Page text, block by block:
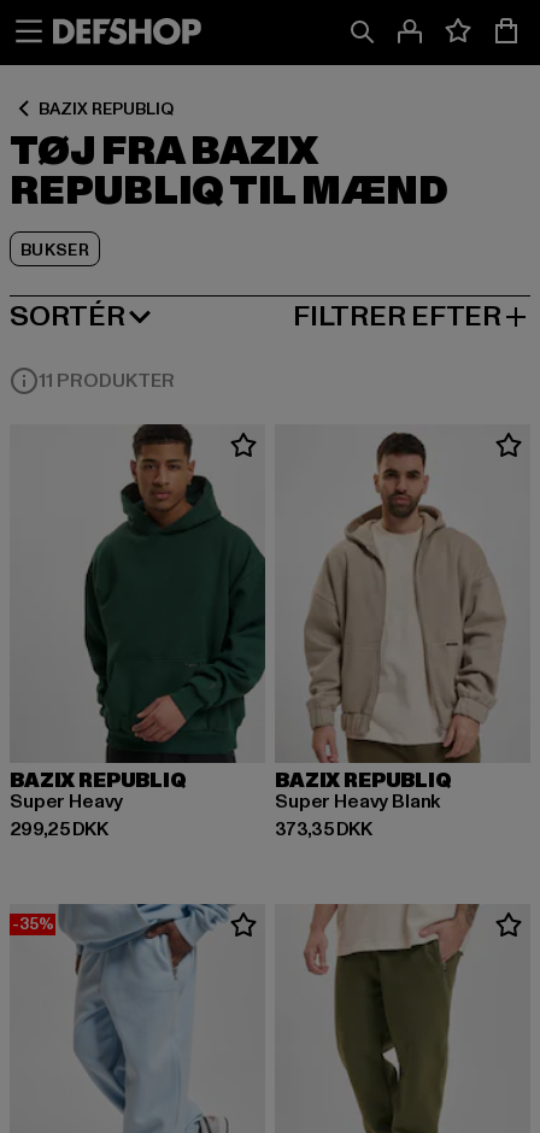
BAZIX REPUBLIQ
TØJ FRA BAZIX
REPUBLIQ TIL MÆND
BUKSER
SORTÉR
MEST POPULÆRE FILTRER EFTER
11 PRODUKTER
BAZIX REPUBLIQ
Super Heavy
299,25 DKK
Nuværende pris: 299,25 DKK
BAZIX REPUBLIQ
Super Heavy Blank
373,35 DKK
Nuværende pris: 373,35 DKK
-35%